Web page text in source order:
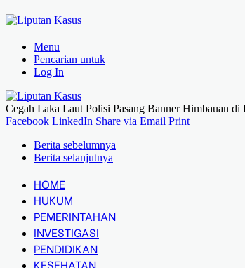
Menu
Pencarian untuk
Log In
Cegah Laka Laut Polisi Pasang Banner Himbauan di
Facebook LinkedIn Share via Email Print
Berita sebelumnya
Berita selanjutnya
HOME
HUKUM
PEMERINTAHAN
INVESTIGASI
PENDIDIKAN
KESEHATAN